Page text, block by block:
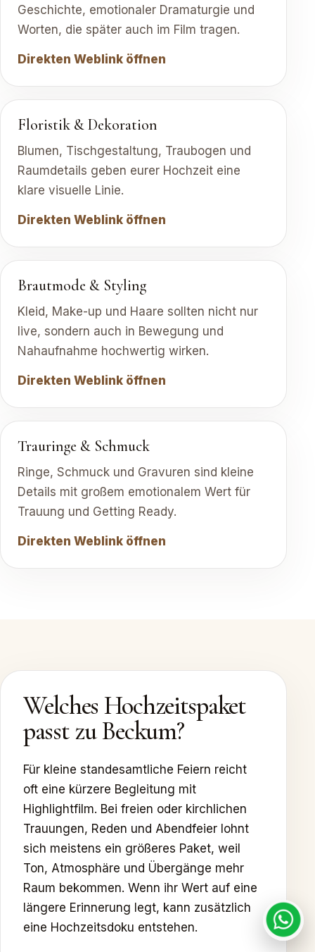
Geschichte, emotionaler Dramaturgie und
Worten, die später auch im Film tragen.
Direkten Weblink öffnen
Floristik & Dekoration
Blumen, Tischgestaltung, Traubogen und
Raumdetails geben eurer Hochzeit eine
klare visuelle Linie.
Direkten Weblink öffnen
Brautmode & Styling
Kleid, Make-up und Haare sollten nicht nur
live, sondern auch in Bewegung und
Nahaufnahme hochwertig wirken.
Direkten Weblink öffnen
Trauringe & Schmuck
Ringe, Schmuck und Gravuren sind kleine
Details mit großem emotionalem Wert für
Trauung und Getting Ready.
Direkten Weblink öffnen
Welches Hochzeitspaket
passt zu Beckum?
Für kleine standesamtliche Feiern reicht
oft eine kürzere Begleitung mit
Highlightfilm. Bei freien oder kirchlichen
Trauungen, Reden und Abendfeier lohnt
sich meistens ein größeres Paket, weil
Ton, Atmosphäre und Übergänge mehr
Raum bekommen. Wenn ihr Wert auf eine
längere Erinnerung legt, kann zusätzlich
eine Hochzeitsdoku entstehen.